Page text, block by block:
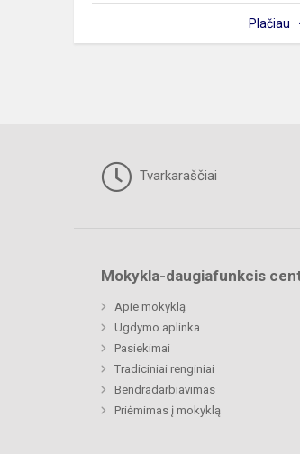
Plačiau
Tvarkaraščiai
Mokykla-daugiafunkcis
Apie mokyklą
Ugdymo aplinka
Pasiekimai
Tradiciniai renginiai
Bendradarbiavimas
Priėmimas į mokyklą